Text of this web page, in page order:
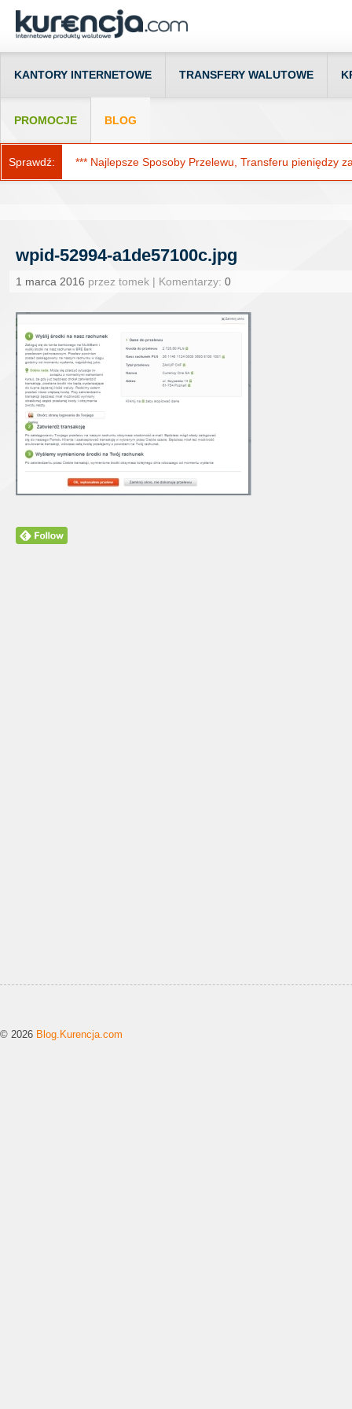
KANTORY INTERNETOWE TRANSFERY WALUTOWE
PROMOCJE BLOG
Sprawdź: *** Najlepsze Sposoby Przelewu, Transferu pieniędzy
wpid-52994-a1de57100c.jpg
1 marca 2016 przez tomek | Komentarzy: 0
© 2026 Blog.Kurencja.com